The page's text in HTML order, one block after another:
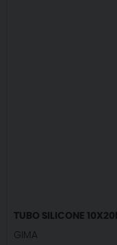
TUBO SILICONE
GIMA